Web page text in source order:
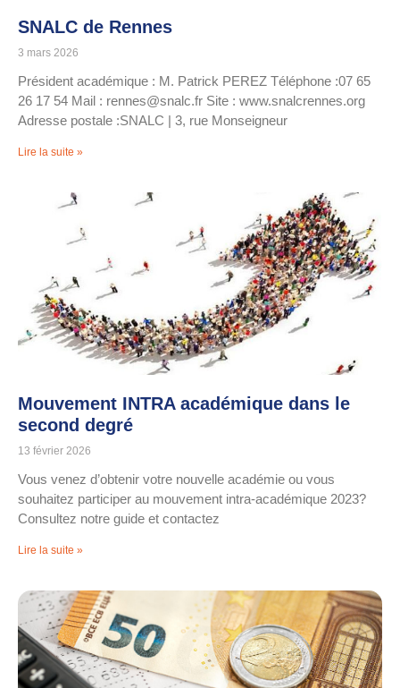
SNALC de Rennes
3 mars 2026
Président académique : M. Patrick PEREZ Téléphone :07 65
26 17 54 Mail : rennes@snalc.fr Site : www.snalcrennes.org
Adresse postale :SNALC | 3, rue Monseigneur
Lire la suite »
Mouvement INTRA académique dans le
second degré
13 février 2026
Vous venez d’obtenir votre nouvelle académie ou vous
souhaitez participer au mouvement intra-académique 2023?
Consultez notre guide et contactez
Lire la suite »